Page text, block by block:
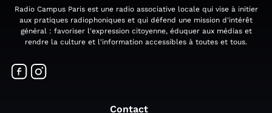
Radio Campus Paris est une radio associative locale qui vise à initier
aux pratiques radiophoniques et qui défend une mission d'intérêt
général : favoriser l'expression citoyenne, éduquer aux médias et
rendre la culture et l'information accessibles à toutes et tous.
Contact